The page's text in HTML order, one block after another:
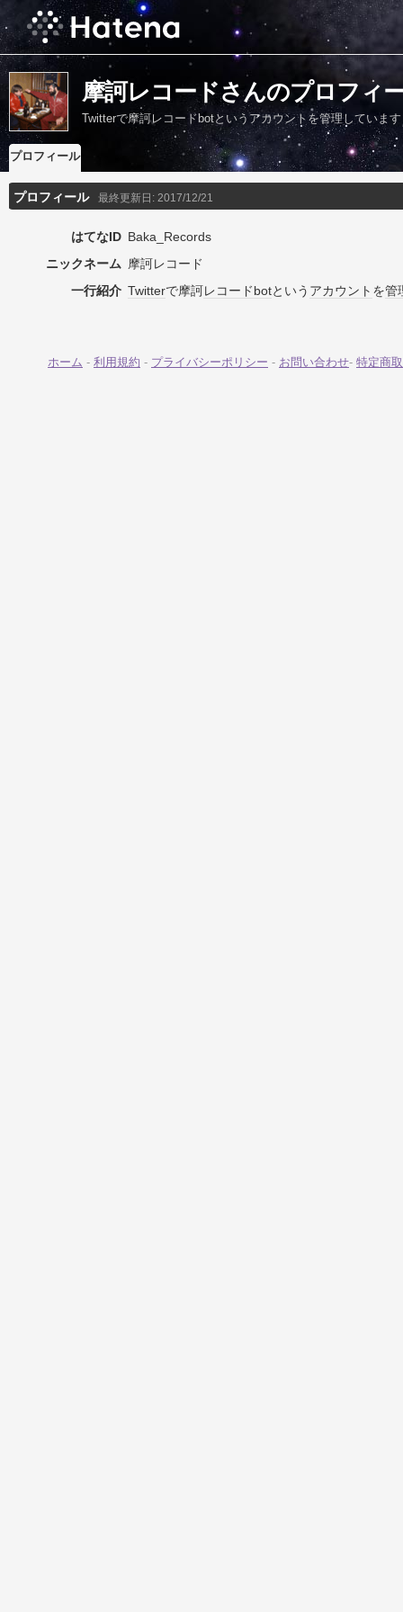
摩訶レコードさんのプロフィ
Twitterで摩訶レコードbotというアカウントを管理しています
プロフィール
プロフィール 最終更新日: 2017/12/21
はてなID Baka_Records
ニックネーム 摩訶レコード
一行紹介 Twitterで摩訶レコードbotという アカウント を管
ホーム - 利用規約 - プライバシーポリシー - お問い合わせ- 特定商